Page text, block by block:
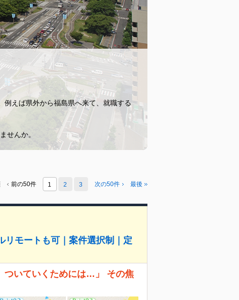
例えば県外から福島県へ来て、就職する
せんか。
前の50件 1 2 3 次の50件 最後
リモートも可｜案件選択制｜定
いていくためには…」 その焦